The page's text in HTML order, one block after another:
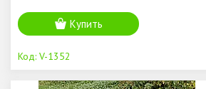
Купить
V-1352